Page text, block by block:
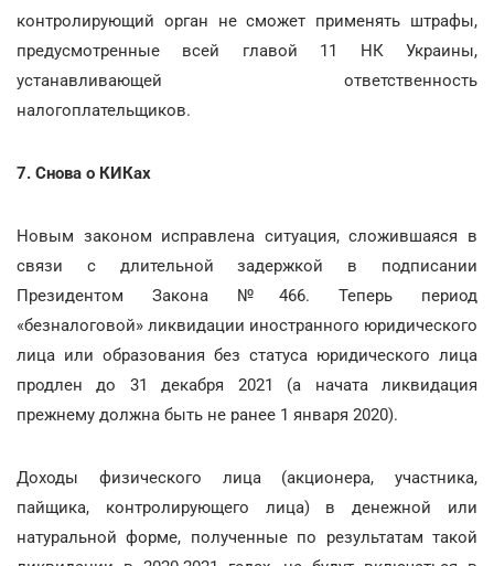
контролирующий орган не сможет применять штрафы,
предусмотренные всей главой 11 НК Украины,
устанавливающей ответственность
налогоплательщиков.
7. Снова о КИКах
Новым законом исправлена ситуация, сложившаяся в
связи с длительной задержкой в подписании
Президентом Закона №466. Теперь период
«безналоговой» ликвидации иностранного юридического
лица или образования без статуса юридического лица
продлен до 31 декабря 2021 (а начата ликвидация
прежнему должна быть не ранее 1 января 2020).
Доходы физического лица (акционера, участника,
пайщика, контролирующего лица) в денежной или
натуральной форме, полученные по результатам такой